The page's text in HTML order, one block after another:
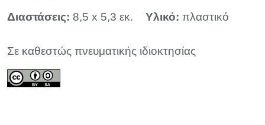
Διαστάσεις: 8,5 x 5,3 εκ. Υλικό: πλαστικό
Σε καθεστώς πνευματικής ιδιοκτησίας